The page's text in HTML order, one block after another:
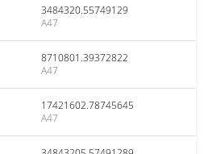
3484320.55749129
A47
8710801.39372822
A47
17421602.78745645
A47